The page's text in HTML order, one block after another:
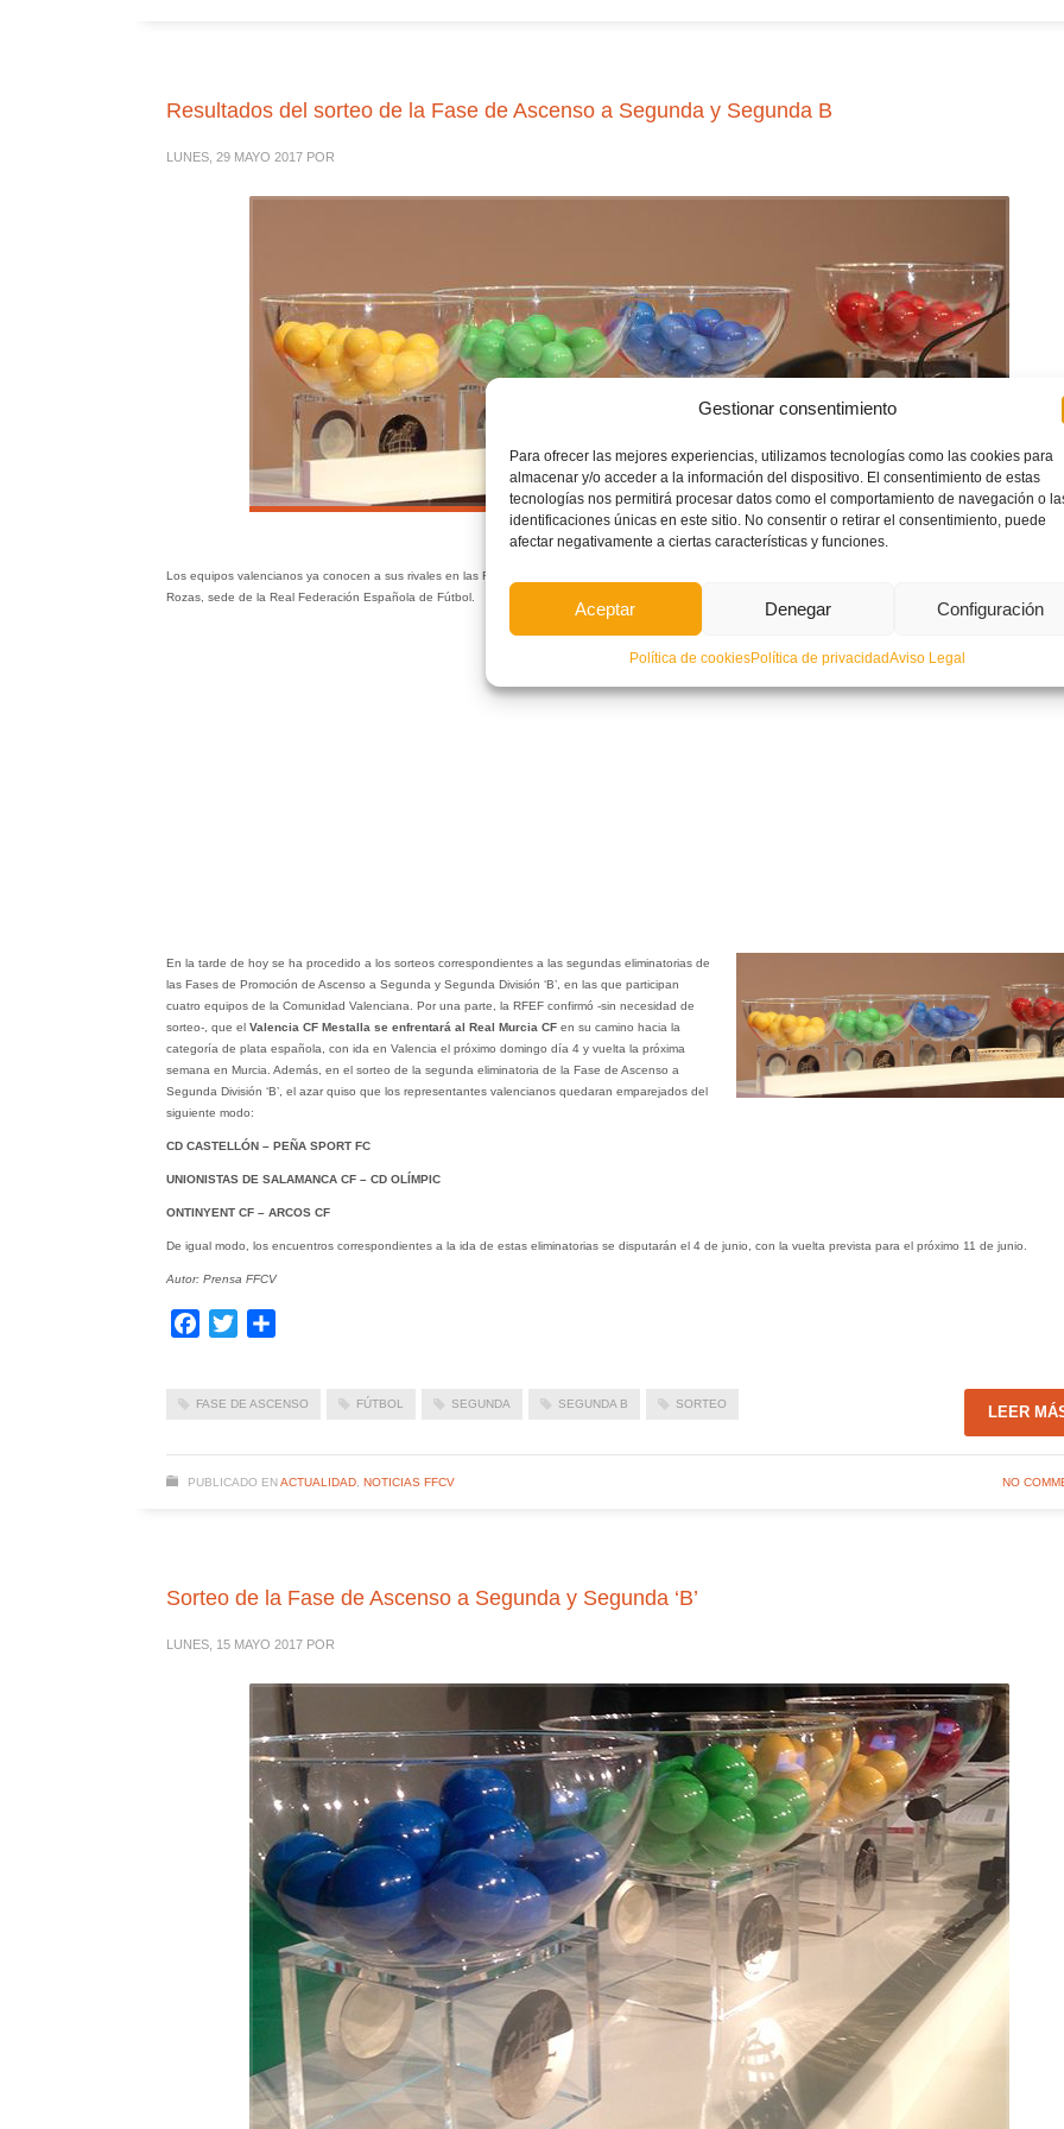
Gestionar consentimiento
Para ofrecer las mejores experiencias, utilizamos tecnologías como las cookies para
almacenar y/o acceder a la información del dispositivo. El consentimiento de estas
tecnologías nos permitirá procesar datos como el comportamiento de navegación o
identificaciones únicas en este sitio. No consentir o retirar el consentimiento, puede
afectar negativamente a ciertas características y funciones.
Aceptar Denegar Configuración
Política de cookiesPolítica de privacidadAviso Legal
Resultados del sorteo de la Fase de Ascenso a Segunda y Segunda B
LUNES, 29 MAYO 2017 POR
Los equipos valencianos ya conocen a sus rivales en las Fases de Ascenso a Segunda y Segunda División ‘B’ tras el sorteo realizado en la Ciudad del Fútbol de
Rozas, sede de la Real Federación Española de Fútbol.
En la tarde de hoy se ha procedido a los sorteos correspondientes a las segundas eliminatorias de
las Fases de Promoción de Ascenso a Segunda y Segunda División ‘B’, en las que participan
cuatro equipos de la Comunidad Valenciana. Por una parte, la RFEF confirmó -sin necesidad de
sorteo-, que el Valencia CF Mestalla se enfrentará al Real Murcia CFen su camino hacia la
categoría de plata española, con ida en Valencia el próximo domingo día 4 y vuelta la próxima
semana en Murcia. Además, en el sorteo de la segunda eliminatoria de la Fase de Ascenso a
Segunda División ‘B’, el azar quiso que los representantes valencianos quedaran emparejados del
siguiente modo:
CD CASTELLÓN – PEÑA SPORT FC
UNIONISTAS DE SALAMANCA CF – CD OLÍMPIC
ONTINYENT CF – ARCOS CF
De igual modo, los encuentros correspondientes a la ida de estas eliminatorias se disputarán el 4 de junio, con la vuelta prevista para el próximo 11 de junio.
Autor: Prensa FFCV
Facebook
Twitter
FASE DE ASCENSO FÚTBOL SEGUNDA SEGUNDA B SORTEO LEER
PUBLICADO EN ACTUALIDAD, NOTICIAS FFCV NO
Sorteo de la Fase de Ascenso a Segunda y Segunda ‘B’
LUNES, 15 MAYO 2017 POR